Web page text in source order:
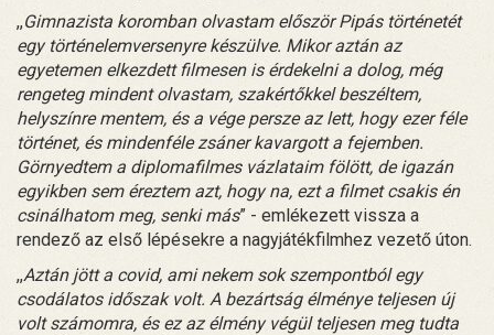
,,Gimnazista koromban olvastam először Pipás történetét
egy történelemversenyre készülve. Mikor aztán az
egyetemen elkezdett filmesen is érdekelni a dolog, még
rengeteg mindent olvastam, szakértőkkel beszéltem,
helyszínre mentem, és a vége persze az lett, hogy ezer féle
történet, és mindenféle zsáner kavargott a fejemben.
Görnyedtem a diplomafilmes vázlataim fölött, de igazán
egyikben sem éreztem azt, hogy na, ezt a filmet csakis én
csinálhatom meg, senki más” - emlékezett vissza a
rendező az első lépésekre a nagyjátékfilmhez vezető úton.
,,Aztán jött a covid, ami nekem sok szempontból egy
csodálatos időszak volt. A bezártság élménye teljesen új
volt számomra, és ez az élmény végül teljesen meg tudta